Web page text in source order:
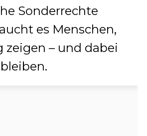
Sonderrechte
es Menschen,
zeigen – und dabei